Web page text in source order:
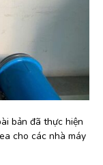
bản đã thực hiện
cho các nhà máy